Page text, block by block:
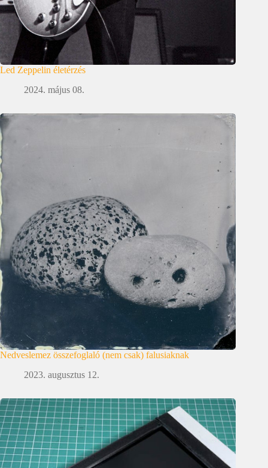
Led Zeppelin életérzés
2024. május 08.
Nedveslemez összefoglaló (nem csak) falusiaknak
2023. augusztus 12.